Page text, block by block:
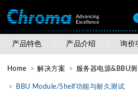
产品特色 产品介绍 询价
Home 解决方案 服务器电源&BBU
BBU Module/Shelf功能与耐久测试